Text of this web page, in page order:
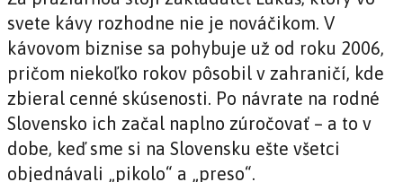
svete kávy rozhodne nie je nováčikom. V
kávovom biznise sa pohybuje už od roku 2006,
pričom niekoľko rokov pôsobil v zahraničí, kde
zbieral cenné skúsenosti. Po návrate na rodné
Slovensko ich začal naplno zúročovať – a to v
dobe, keď sme si na Slovensku ešte všetci
objednávali „pikolo“ a „preso“.